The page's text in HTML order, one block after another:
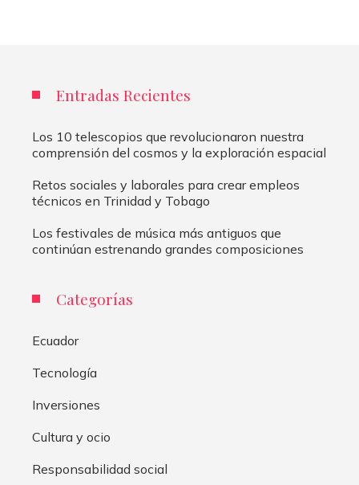
Entradas Recientes
Los 10 telescopios que revolucionaron nuestra
comprensión del cosmos y la exploración espacial
Retos sociales y laborales para crear empleos
técnicos en Trinidad y Tobago
Los festivales de música más antiguos que
continúan estrenando grandes composiciones
Categorías
Ecuador
Tecnología
Inversiones
Cultura y ocio
Responsabilidad social